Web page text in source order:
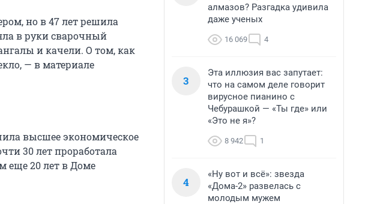
но в 47 лет решила
в руки сварочный
и качели. О том, как
— в материале
высшее экономическое
30 лет проработала
еще 20 лет в Доме
алмазов? Разгадка удивила
даже ученых
16 069 4
3
Эта иллюзия вас запутает:
что на самом деле говорит
вирусное пианино с
Чебурашкой — «Ты где» или
«Это не я»?
8 942 1
4
«Ну вот и всё»: звезда
«Дома-2» развелась с
молодым мужем